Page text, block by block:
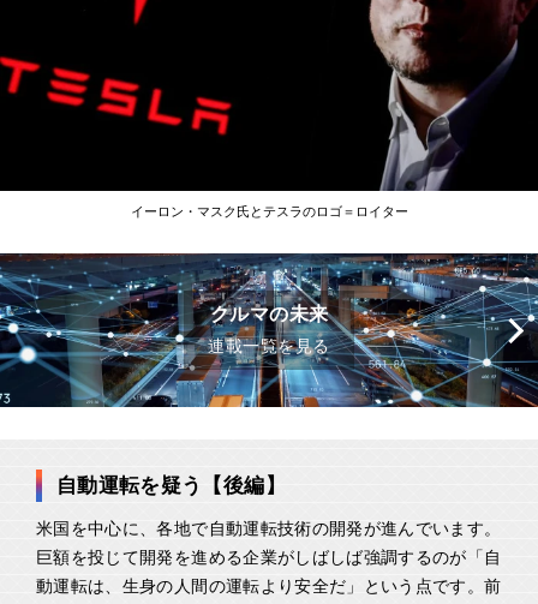
イーロン・マスク氏とテスラのロゴ＝ロイター
クルマの未来
連載一覧を見る
自動運転を疑う【後編】
米国を中心に、各地で自動運転技術の開発が進んでいます。
巨額を投じて開発を進める企業がしばしば強調するのが「自
動運転は、生身の人間の運転より安全だ」という点です。前